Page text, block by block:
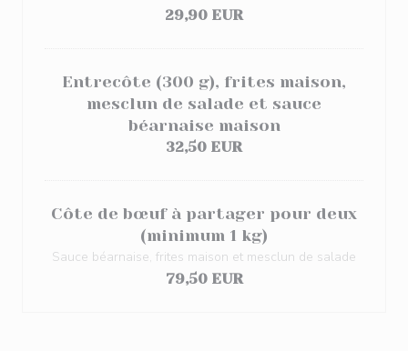
29,90 EUR
Entrecôte (300 g), frites maison,
mesclun de salade et sauce
béarnaise maison
32,50 EUR
Côte de bœuf à partager pour deux
(minimum 1 kg)
Sauce béarnaise, frites maison et mesclun de salade
79,50 EUR